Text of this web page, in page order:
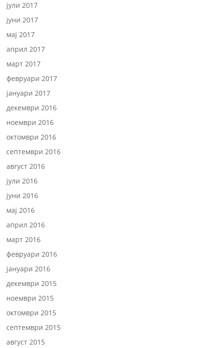
јули 2017
јуни 2017
мај 2017
април 2017
март 2017
февруари 2017
јануари 2017
декември 2016
ноември 2016
октомври 2016
септември 2016
август 2016
јули 2016
јуни 2016
мај 2016
април 2016
март 2016
февруари 2016
јануари 2016
декември 2015
ноември 2015
октомври 2015
септември 2015
август 2015